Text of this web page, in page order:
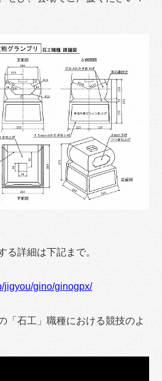
詳細は下記まで。
jigyou/gino/ginogpx/
石工」職種における競技のよ